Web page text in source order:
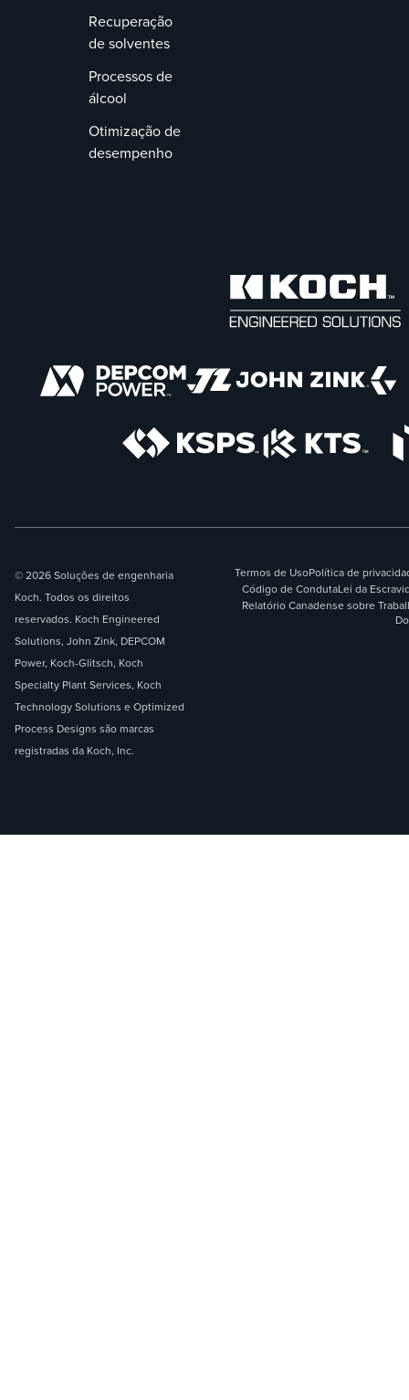
Recuperação
de solventes
Processos de
álcool
Otimização de
desempenho
© 2026 Soluções de engenharia
Koch. Todos os direitos
reservados. Koch Engineered
Solutions, John Zink, DEPCOM
Power, Koch-Glitsch, Koch
Specialty Plant Services, Koch
Technology Solutions e Optimized
Process Designs são marcas
registradas da Koch, Inc.
Termos de UsoPolítica de
Código de CondutaLei da
Relatório Canadense sobre